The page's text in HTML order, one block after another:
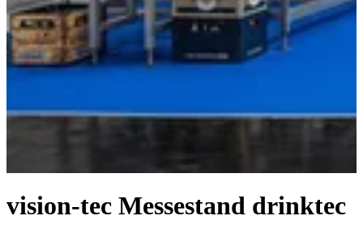
vision-tec Messestand drinktec